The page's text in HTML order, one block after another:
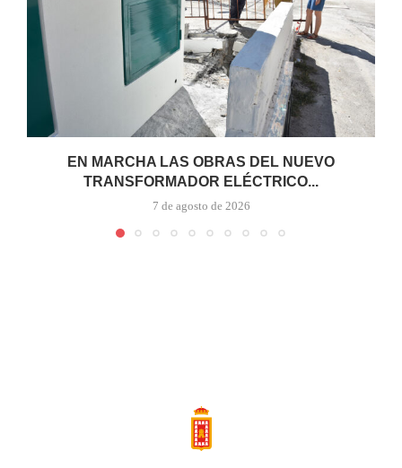
EN MARCHA LAS OBRAS DEL NUEVO
TRANSFORMADOR ELÉCTRICO...
7 de agosto de 2026